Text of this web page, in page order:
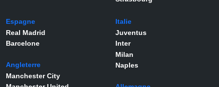
Espagne
Real Madrid
Barcelone
Angleterre
Manchester City
Italie
Juventus
Inter
Milan
Naples